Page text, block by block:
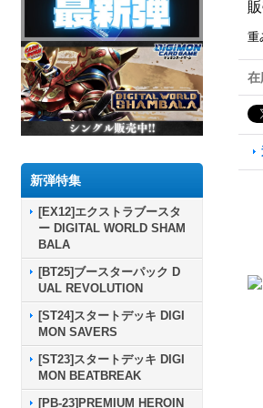
新弾特集
[EX12]エクストラブースタ
ー DIGITAL WORLD SHAM
BALA
[BT25]ブースターパック D
UAL REVOLUTION
[ST24]スタートデッキ DIGI
MON SAVERS
[ST23]スタートデッキ DIGI
MON BEATBREAK
[PB-23]PREMIUM HEROIN
重
在